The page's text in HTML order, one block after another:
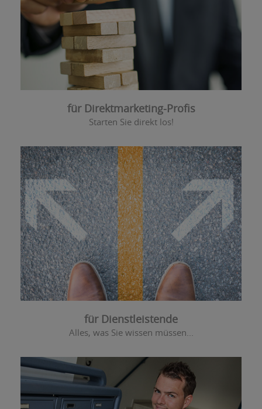
für Direktmarketing-Profis
Starten Sie direkt los!
für Dienstleistende
Alles, was Sie wissen müssen...